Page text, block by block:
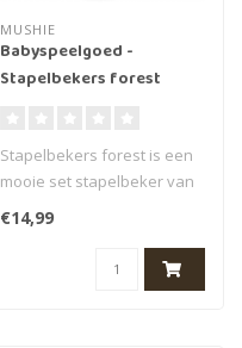
MUSHIE
Babyspeelgoed -
Stapelbekers forest
Stapelbekers forest is een
mooie set stapelbeker van
het merk Mushie, in
bosacht..
€14,99